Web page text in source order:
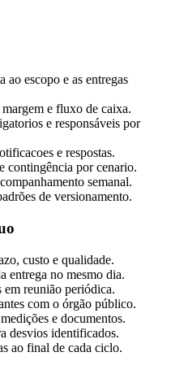
escopo e as entregas
e fluxo de caixa.
e responsáveis por
e respostas.
contingência por cenario.
semanal.
de versionamento.
custo e qualidade.
entrega no mesmo dia.
em reunião periódica.
com o órgão público.
e documentos.
desvios identificados.
ao final de cada ciclo.